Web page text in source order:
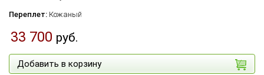
Переплет: Кожаный
33 700 руб.
Добавить в корзину